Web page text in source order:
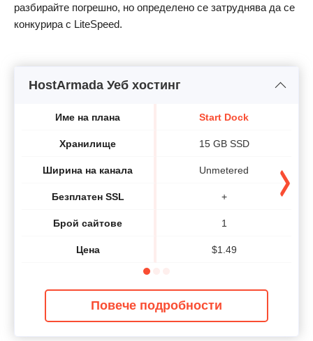
разбирайте погрешно, но определено се затруднява да се
конкурира с LiteSpeed.
HostArmada Уеб хостинг
Име на плана
Хранилище
Ширина на канала
Безплатен SSL
Брой сайтове
Цена
Start Dock
15 GB SSD
Unmetered
+
1
$1.49
Повече подробности